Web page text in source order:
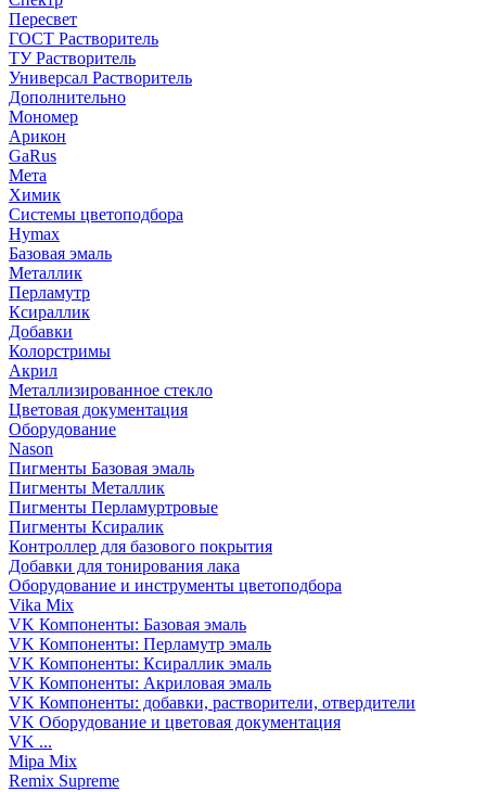
Пересвет
ГОСТ Растворитель
ТУ Растворитель
Универсал Растворитель
Дополнительно
Мономер
Арикон
GaRus
Мета
Химик
Системы цветоподбора
Hymax
Базовая эмаль
Металлик
Перламутр
Ксираллик
Добавки
Колорстримы
Акрил
Металлизированное стекло
Цветовая документация
Оборудование
Nason
Пигменты Базовая эмаль
Пигменты Металлик
Пигменты Перламуртровые
Пигменты Ксиралик
Контроллер для базового покрытия
Добавки для тонирования лака
Оборудование и инструменты цветоподбора
Vika Mix
VK Компоненты: Базовая эмаль
VK Компоненты: Перламутр эмаль
VK Компоненты: Ксираллик эмаль
VK Компоненты: Акриловая эмаль
VK Компоненты: добавки, растворители, отвердители
VK Оборудование и цветовая документация
VK ...
Mipa Mix
Remix Supreme